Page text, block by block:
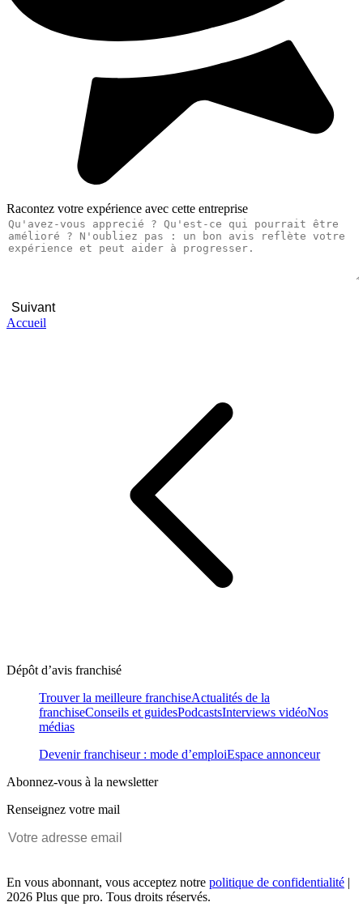
Racontez votre expérience avec cette entreprise
Suivant
Accueil
Dépôt d’avis franchisé
Trouver la meilleure franchiseActualités de la
franchiseConseils et guidesPodcastsInterviews vidéoNos
médias
Devenir franchiseur : mode d’emploiEspace annonceur
Abonnez-vous à la newsletter
Renseignez votre mail
En vous abonnant, vous acceptez notre politique de confidentialité |
2026 Plus que pro. Tous droits réservés.